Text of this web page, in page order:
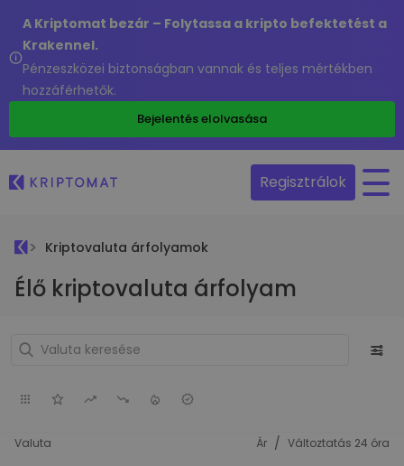
A Kriptomat bezár – Folytassa a kripto befektetést a
Krakennel.
Pénzeszközei biztonságban vannak és teljes mértékben
hozzáférhetők.
Bejelentés elolvasása
Regisztrálok
Kriptovaluta árfolyamok
Élő kriptovaluta árfolyam
Valuta Ár / Változtatás 24 óra